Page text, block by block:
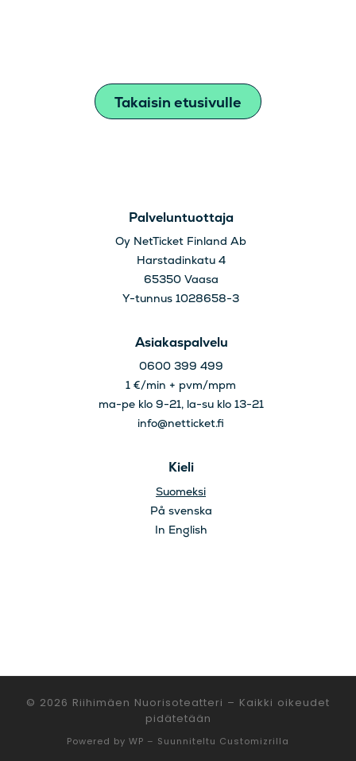
© 2026 Riihimäen Nuorisoteatteri – Kaikki oikeudet
pidätetään
Powered by WP – Suunniteltu Customizrilla